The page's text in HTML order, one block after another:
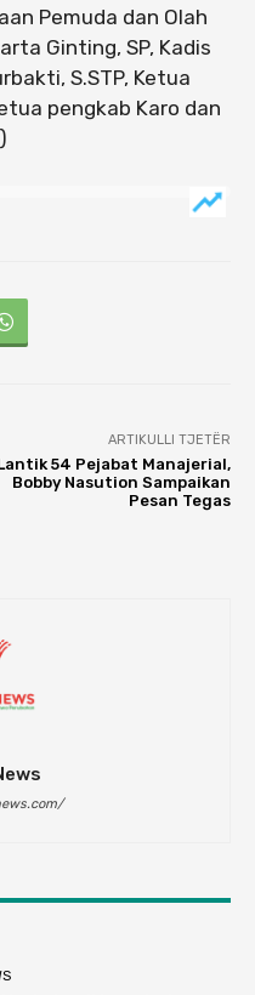
Pemuda dan Olah
Ginting, SP, Kadis
S.STP, Ketua
pengkab Karo dan
ARTIKULLI TJETËR
54 Pejabat Manajerial,
Bobby Nasution Sampaikan
Pesan Tegas